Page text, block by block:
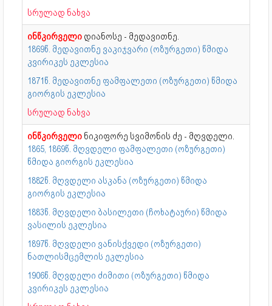
სრულად ნახვა
ინწკირველი დიანოსე - მედავითნე.
1869წ. მედავითნე ვაკიჯვარი (ოზურგეთი) წმიდა
კვირიკეს ეკლესია
1871წ. მედავითნე ფამფალეთი (ოზურგეთი) წმიდა
გიორგის ეკლესია
სრულად ნახვა
ინწკირველი ნიკიფორე სვიმონის ძე - მღვდელი.
1865, 1869წ. მღვდელი ფამფალეთი (ოზურგეთი)
წმიდა გიორგის ეკლესია
1882წ. მღვდელი ასკანა (ოზურგეთი) წმიდა
გიორგის ეკლესია
1883წ. მღვდელი ბასილეთი (ჩოხატაური) წმიდა
ვასილის ეკლესია
1897წ. მღვდელი ვანისქვედი (ოზურგეთი)
ნათლისმცემლის ეკლესია
1906წ. მღვდელი ძიმითი (ოზურგეთი) წმიდა
კვირიკეს ეკლესია